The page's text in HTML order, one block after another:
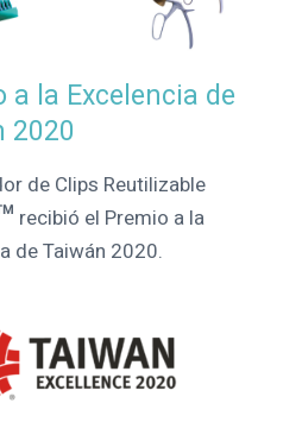
a la Excelencia de
2020
de Clips Reutilizable
recibió el Premio a la
de Taiwán 2020.